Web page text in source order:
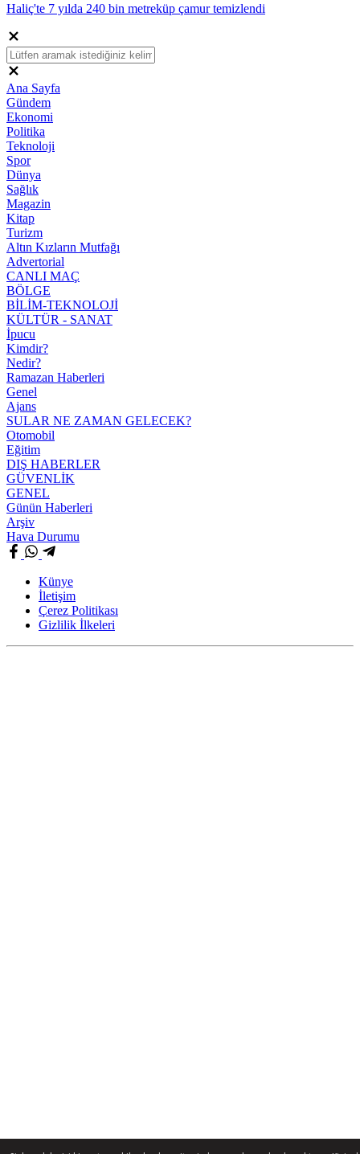
Haliç'te 7 yılda 240 bin metreküp çamur temizlendi
Ana Sayfa
Gündem
Ekonomi
Politika
Teknoloji
Spor
Dünya
Sağlık
Magazin
Kitap
Turizm
Altın Kızların Mutfağı
Advertorial
CANLI MAÇ
BÖLGE
BİLİM-TEKNOLOJİ
KÜLTÜR - SANAT
İpucu
Kimdir?
Nedir?
Ramazan Haberleri
Genel
Ajans
SULAR NE ZAMAN GELECEK?
Otomobil
Eğitim
DIŞ HABERLER
GÜVENLİK
GENEL
Günün Haberleri
Arşiv
Hava Durumu
Künye
İletişim
Çerez Politikası
Gizlilik İlkeleri